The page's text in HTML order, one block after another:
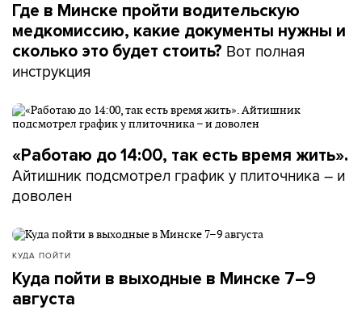
Где в Минске пройти водительскую
медкомиссию, какие документы нужны и
сколько это будет стоить? Вот полная
инструкция
«Работаю до 14:00, так есть время жить».
Айтишник подсмотрел график у плиточника – и
доволен
КУДА ПОЙТИ
Куда пойти в выходные в Минске 7–9
августа